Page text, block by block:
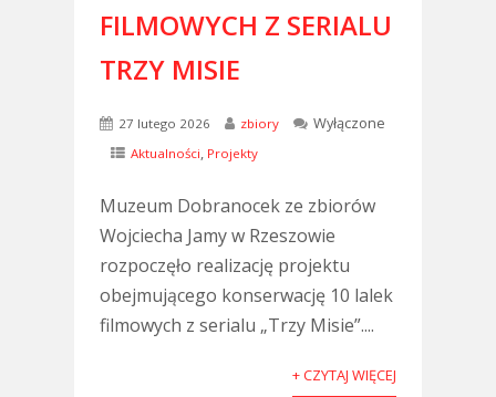
FILMOWYCH Z SERIALU
TRZY MISIE
27 lutego 2026 zbiory Wyłączone
Aktualności, Projekty
Muzeum Dobranocek ze zbiorów
Wojciecha Jamy w Rzeszowie
rozpoczęło realizację projektu
obejmującego konserwację 10 lalek
filmowych z serialu „Trzy Misie”....
+ CZYTAJ WIĘCEJ